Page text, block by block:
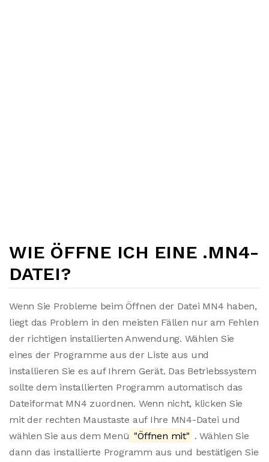
WIE ÖFFNE ICH EINE .MN4-
DATEI?
Wenn Sie Probleme beim Öffnen der Datei MN4 haben,
liegt das Problem in den meisten Fällen nur am Fehlen
der richtigen installierten Anwendung. Wählen Sie
eines der Programme aus der Liste aus und
installieren Sie es auf Ihrem Gerät. Das Betriebssystem
sollte dem installierten Programm automatisch das
Dateiformat MN4 zuordnen. Wenn nicht, klicken Sie
mit der rechten Maustaste auf Ihre MN4-Datei und
wählen Sie aus dem Menü "Öffnen mit" . Wählen Sie
dann das installierte Programm aus und bestätigen Sie